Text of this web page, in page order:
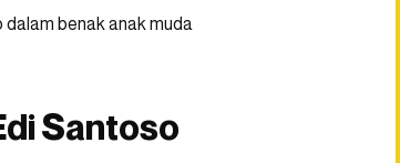
benak anak muda
Santoso